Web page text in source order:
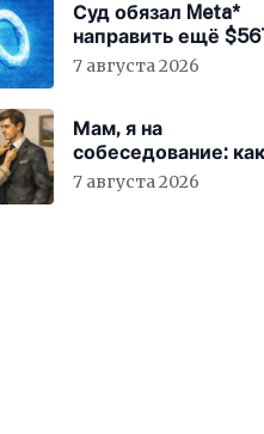
Суд обязал Meta*
направить ещё
млн на устранение
7 августа 2026
Мам, я на
собеседование: как
гиперопека
7 августа 2026